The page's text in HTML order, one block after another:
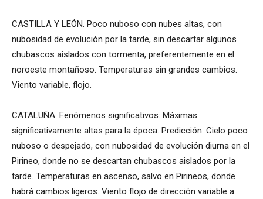
CASTILLA Y LEÓN. Poco nuboso con nubes altas, con
nubosidad de evolución por la tarde, sin descartar algunos
chubascos aislados con tormenta, preferentemente en el
noroeste montañoso. Temperaturas sin grandes cambios.
Viento variable, flojo.
CATALUÑA. Fenómenos significativos: Máximas
significativamente altas para la época. Predicción: Cielo poco
nuboso o despejado, con nubosidad de evolución diurna en el
Pirineo, donde no se descartan chubascos aislados por la
tarde. Temperaturas en ascenso, salvo en Pirineos, donde
habrá cambios ligeros. Viento flojo de dirección variable a